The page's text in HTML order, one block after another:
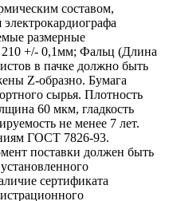
составом,
размерные
+/- 0,1мм; Фальц (Длина
в пачке должно быть
Z-образно. Бумага
сырья. Плотность
60 мкм, гладкость
не менее 7 лет.
ГОСТ 7826-93.
поставки должен быть
сертификата